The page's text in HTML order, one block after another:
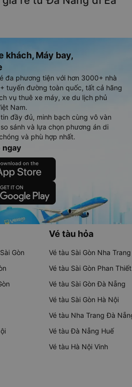
khách, Máy bay,
đa phương tiện với hơn 3000+ nhà
tuyến đường toàn quốc, tất cả hãng
vụ thuê xe máy, xe du lịch phủ
Nam.
đầy đủ, minh bạch cùng vô vàn
sánh và lựa chọn phương án di
và phù hợp nhất.
ngay
Gòn
Vé tàu hỏa
Vé tàu Sài Gòn Nha Trang
Vé tàu Sài Gòn Phan Thiết
Vé tàu Sài Gòn Đà Nẵng
Vé tàu Sài Gòn Hà Nội
Vé tàu Nha Trang Đà
Vé tàu Đà Nẵng Huế
Vé tàu Hà Nội Vinh